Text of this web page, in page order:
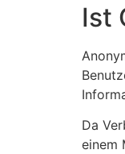
Ist
Da
einem